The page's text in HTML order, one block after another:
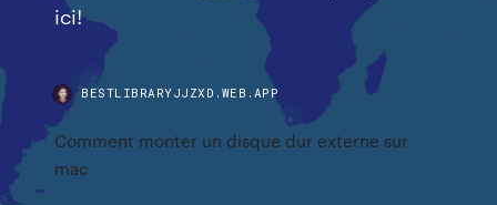
ici!
BESTLIBRARYJJZXD.WEB.APP
Comment monter un disque dur externe sur
mac